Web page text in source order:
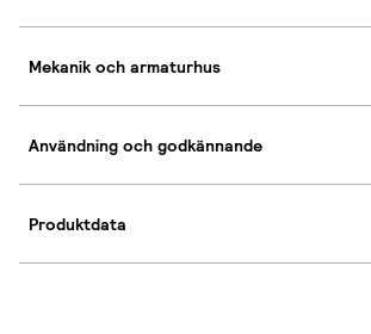
Mekanik och armaturhus
Användning och godkännande
Produktdata